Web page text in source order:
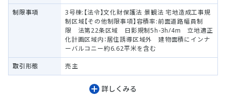
制限事項
3号棟:【法令】文化財保護法 景観法 宅地造成工事規
制区域【その他制限事項】容積率:前面道路幅員制
限 法第22条区域 日影規制5h-3h/4m 立地適正
化計画区域内：居住誘導区域外 建物面積にインナ
ーバルコニー約6.62平米を含む
取引形態 売主
詳しくみる